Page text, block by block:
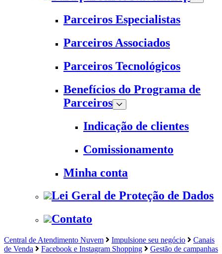
Parceiros Especialistas
Parceiros Associados
Parceiros Tecnológicos
Benefícios do Programa de
Parceiros
Indicação de clientes
Comissionamento
Minha conta
Lei Geral de Proteção de Dados
Contato
Central de Atendimento Nuvem Impulsione seu negócio
Canais
de Venda
Facebook e Instagram Shopping Gestão de campanhas